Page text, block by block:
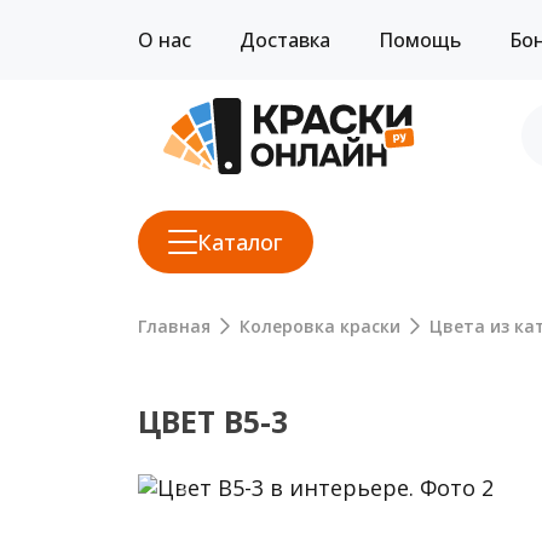
О нас Доставка Помощь
Каталог
Главная Колеровка краски Цвета из
ЦВЕТ B5-3
Previous